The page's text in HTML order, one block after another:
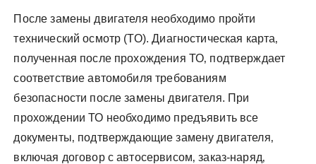
После замены двигателя необходимо пройти
технический осмотр (ТО). Диагностическая карта‚
полученная после прохождения ТО‚ подтверждает
соответствие автомобиля требованиям
безопасности после замены двигателя. При
прохождении ТО необходимо предъявить все
документы‚ подтверждающие замену двигателя‚
включая договор с автосервисом‚ заказ-наряд‚